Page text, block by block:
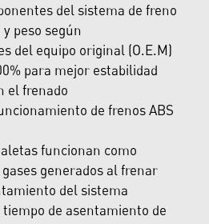
del sistema de freno
peso según
del equipo original (O.E.M)
para mejor estabilidad
el frenado
de frenos ABS
funcionan como
generados al frenar
del sistema
de asentamiento de